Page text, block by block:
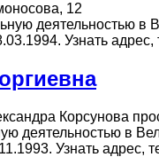
12
деятельностью в
Узнать
Корсунова
деятельностью в
Узнать